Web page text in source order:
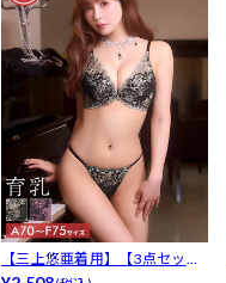
【三上悠亜着用】【3点セッ